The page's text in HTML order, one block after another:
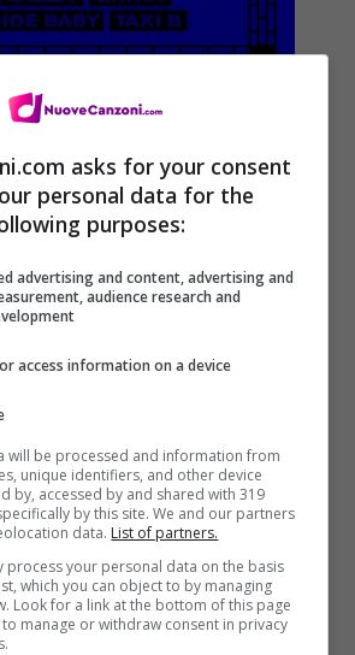
Shiva, Speranza,
Achille Lauro,
audio, testo e
della canzone
13 Settembre 2019
asks for your consent
personal data for the
purposes:
advertising and content, advertising and
audience research and
access information on a device
will be processed and information from
unique identifiers, and other device
by, accessed by and shared with 319
by this site. We and our partners
data. List of partners.
process your personal data on the basis
which you can object to by managing
Look for a link at the bottom of this page
manage or withdraw consent in privacy